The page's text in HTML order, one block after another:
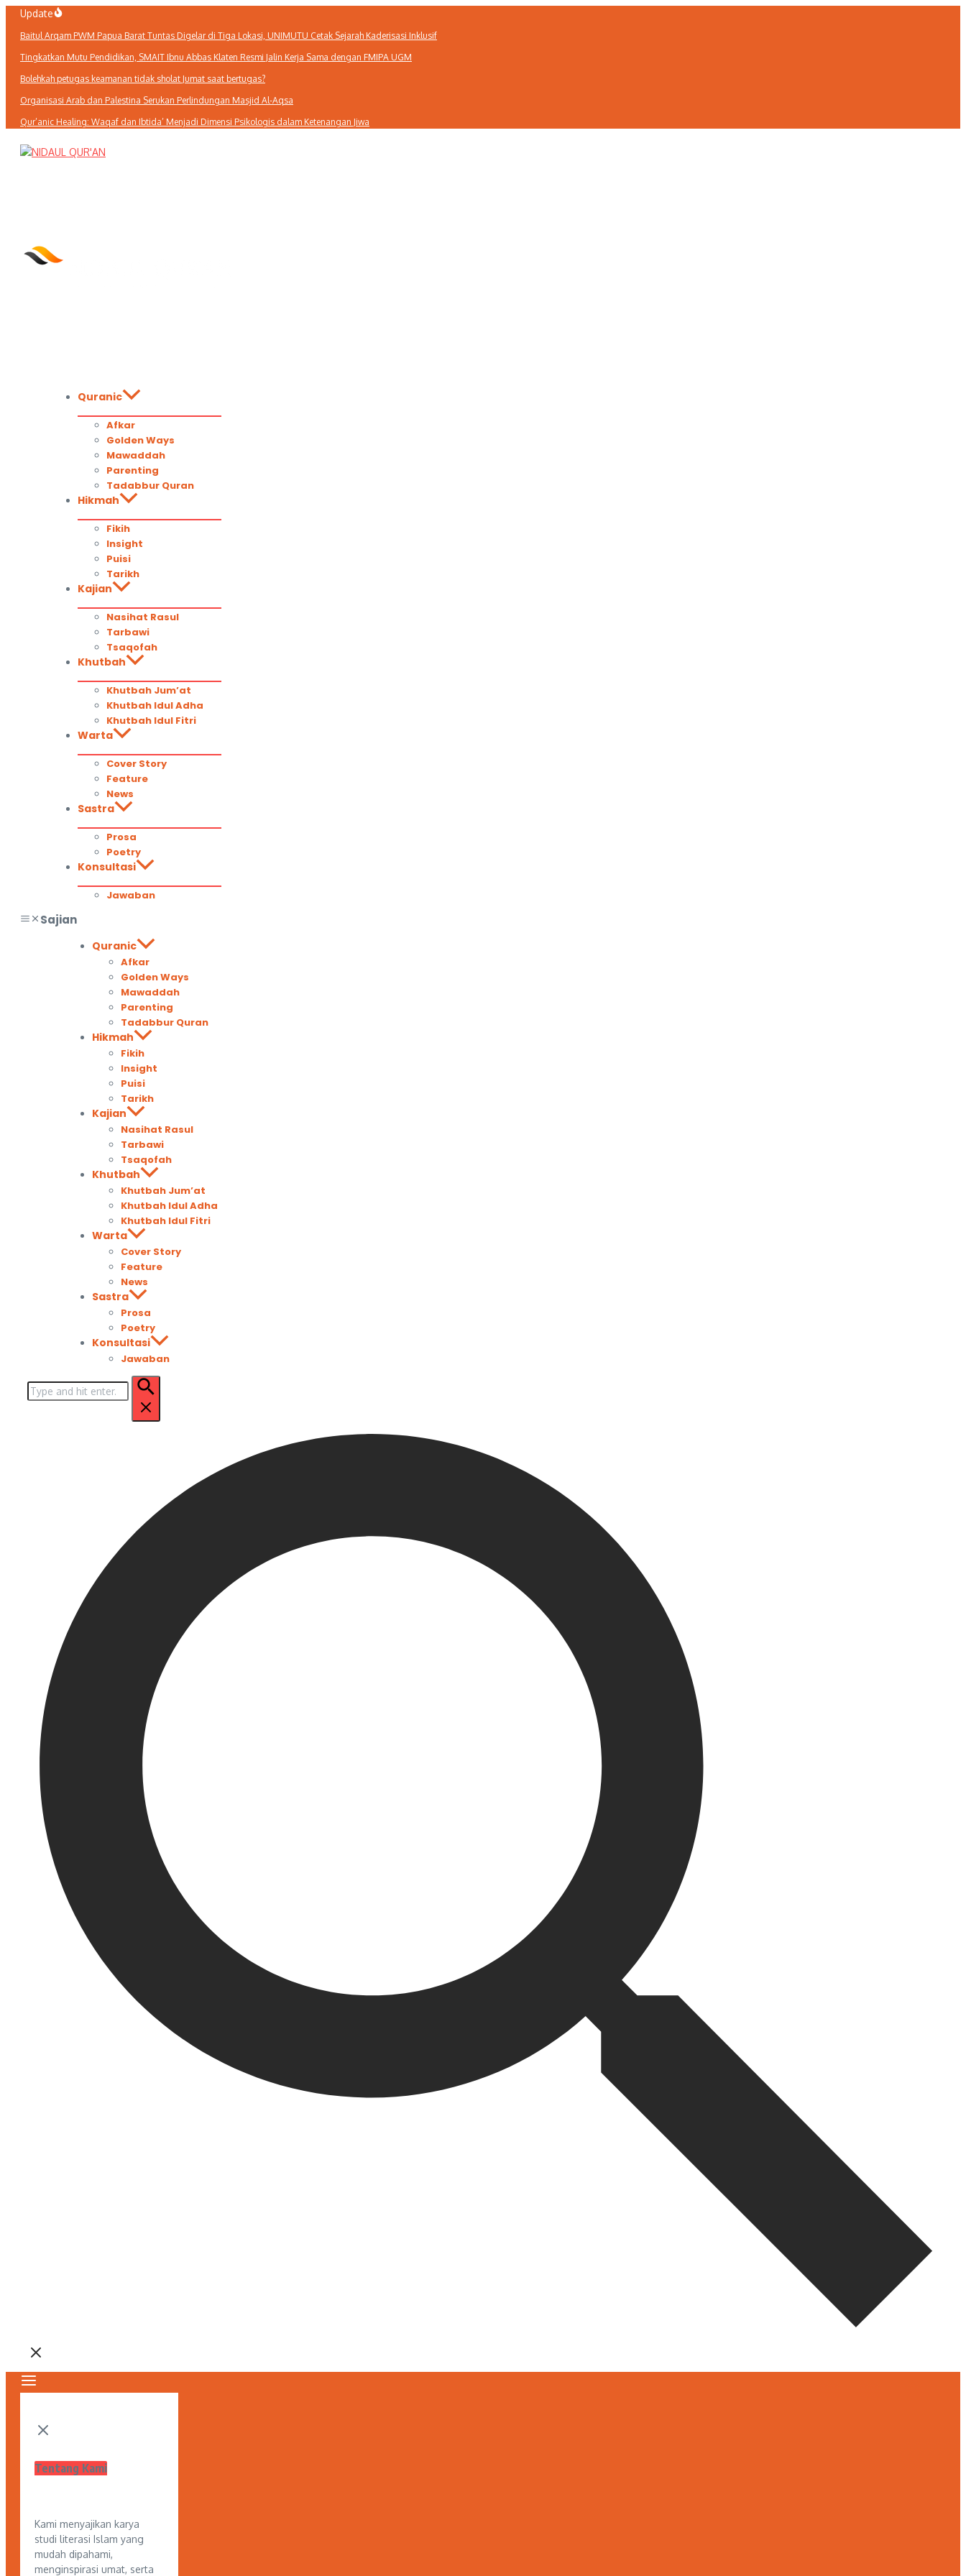
Lewati
konten
Update
Baitul Arqam PWM Papua Barat Tuntas Digelar di Tiga Lokasi, UNIMUTU Cetak Sejarah Kaderisasi Inklusif
Tingkatkan Mutu Pendidikan, SMAIT Ibnu Abbas Klaten Resmi Jalin Kerja Sama dengan FMIPA UGM
Bolehkah petugas keamanan tidak sholat Jumat saat bertugas?
Organisasi Arab dan Palestina Serukan Perlindungan Masjid Al-Aqsa
Qur’anic Healing: Waqaf dan Ibtida’ Menjadi Dimensi Psikologis dalam Ketenangan Jiwa
Quranic
Afkar
Golden Ways
Mawaddah
Parenting
Tadabbur Quran
Hikmah
Fikih
Insight
Puisi
Tarikh
Kajian
Nasihat Rasul
Tarbawi
Tsaqofah
Khutbah
Khutbah Jum’at
Khutbah Idul Adha
Khutbah Idul Fitri
Warta
Cover Story
Feature
News
Sastra
Prosa
Poetry
Konsultasi
Jawaban
Sajian
Quranic
Afkar
Golden Ways
Mawaddah
Parenting
Tadabbur Quran
Hikmah
Fikih
Insight
Puisi
Tarikh
Kajian
Nasihat Rasul
Tarbawi
Tsaqofah
Khutbah
Khutbah Jum’at
Khutbah Idul Adha
Khutbah Idul Fitri
Warta
Cover Story
Feature
News
Sastra
Prosa
Poetry
Konsultasi
Jawaban
Pencarian
untuk:
Tentang Kami
Kami menyajikan karya
studi literasi Islam yang
mudah dipahami,
menginspirasi umat, serta